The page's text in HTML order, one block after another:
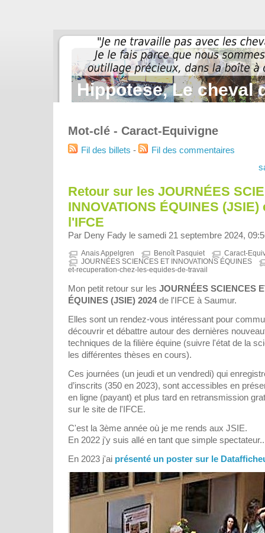
Hippotese, Le cheval
Mot-clé - Caract-Equivigne
Fil des billets -
Fil des commentaires
Retour sur les JOURNÉES
INNOVATIONS ÉQUINES
l'IFCE
Par Deny Fady le samedi 21 septembre 2024,
Anais Appelgren Benoît Pasquiet
Caract-
JOURNÉES SCIENCES ET INNOVATIONS ÉQUINES
et-recuperation-chez-les-equides-de-travail
Mon petit retour sur les JOURNÉES SCIENCES
ÉQUINES (JSIE) 2024de l'IFCE à Saumur.
Elles sont un rendez-vous intéressant pour
découvrir et débattre autour des dernières
techniques de la filière équine (suivre l'état de la
les différentes thèses en cours).
Ces journées (un jeudi et un vendredi) qui
d’inscrits (350 en 2023), sont accessibles en
en ligne (payant) et plus tard en retransmission
sur le site de l'IFCE.
C'est la 3ème année où je me rends aux JSIE.
En 2022 j'y suis allé en tant que simple
En 2023 j'ai présenté un poster sur le